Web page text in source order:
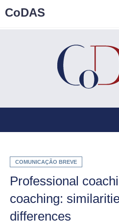
COMUNICAÇÃO BREVE
Professional
coaching:
differences
CoDAS